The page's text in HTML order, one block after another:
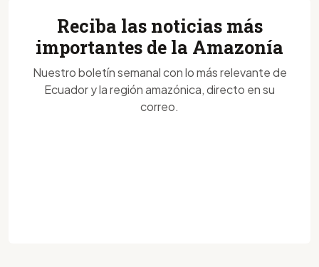
Reciba las noticias más
importantes de la Amazonía
Nuestro boletín semanal con lo más relevante de
Ecuador y la región amazónica, directo en su
correo.